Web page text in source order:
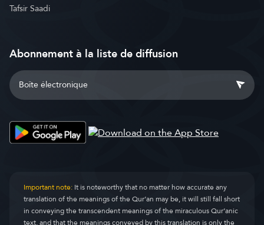
Tafsir Saadi
Abonnement à la liste de diffusion
Important note:It is noteworthy that no matter how accurate any
translation of the meanings of the Qur’an may be, it will still fall short
in conveying the transcendent meanings of the miraculous Qur’anic